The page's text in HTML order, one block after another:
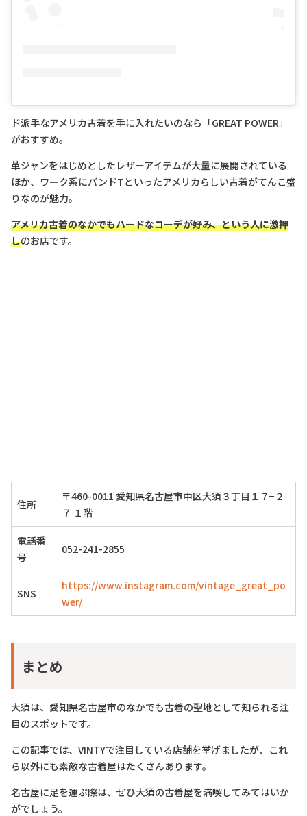
ド派手なアメリカ古着を手に入れたいのなら「GREAT POWER」
がおすすめ。
革ジャンをはじめとしたレザーアイテムが大量に展開されている
ほか、ワーク系にバンドTといったアメリカらしい古着がてんこ盛
りなのが魅力。
アメリカ古着のなかでもハードなコーデが好み、という人に激押
しのお店です。
住所
〒460-0011 愛知県名古屋市中区大須３丁目１７−２
７ １階
電話番
号
052-241-2855
SNS
https://www.instagram.com/vintage_great_po
wer/
まとめ
大須は、愛知県名古屋市のなかでも古着の聖地として知られる注
目のスポットです。
この記事では、VINTYで注目している店舗を挙げましたが、これ
ら以外にも素敵な古着屋はたくさんあります。
名古屋に足を運ぶ際は、ぜひ大須の古着屋を満喫してみてはいか
がでしょう。